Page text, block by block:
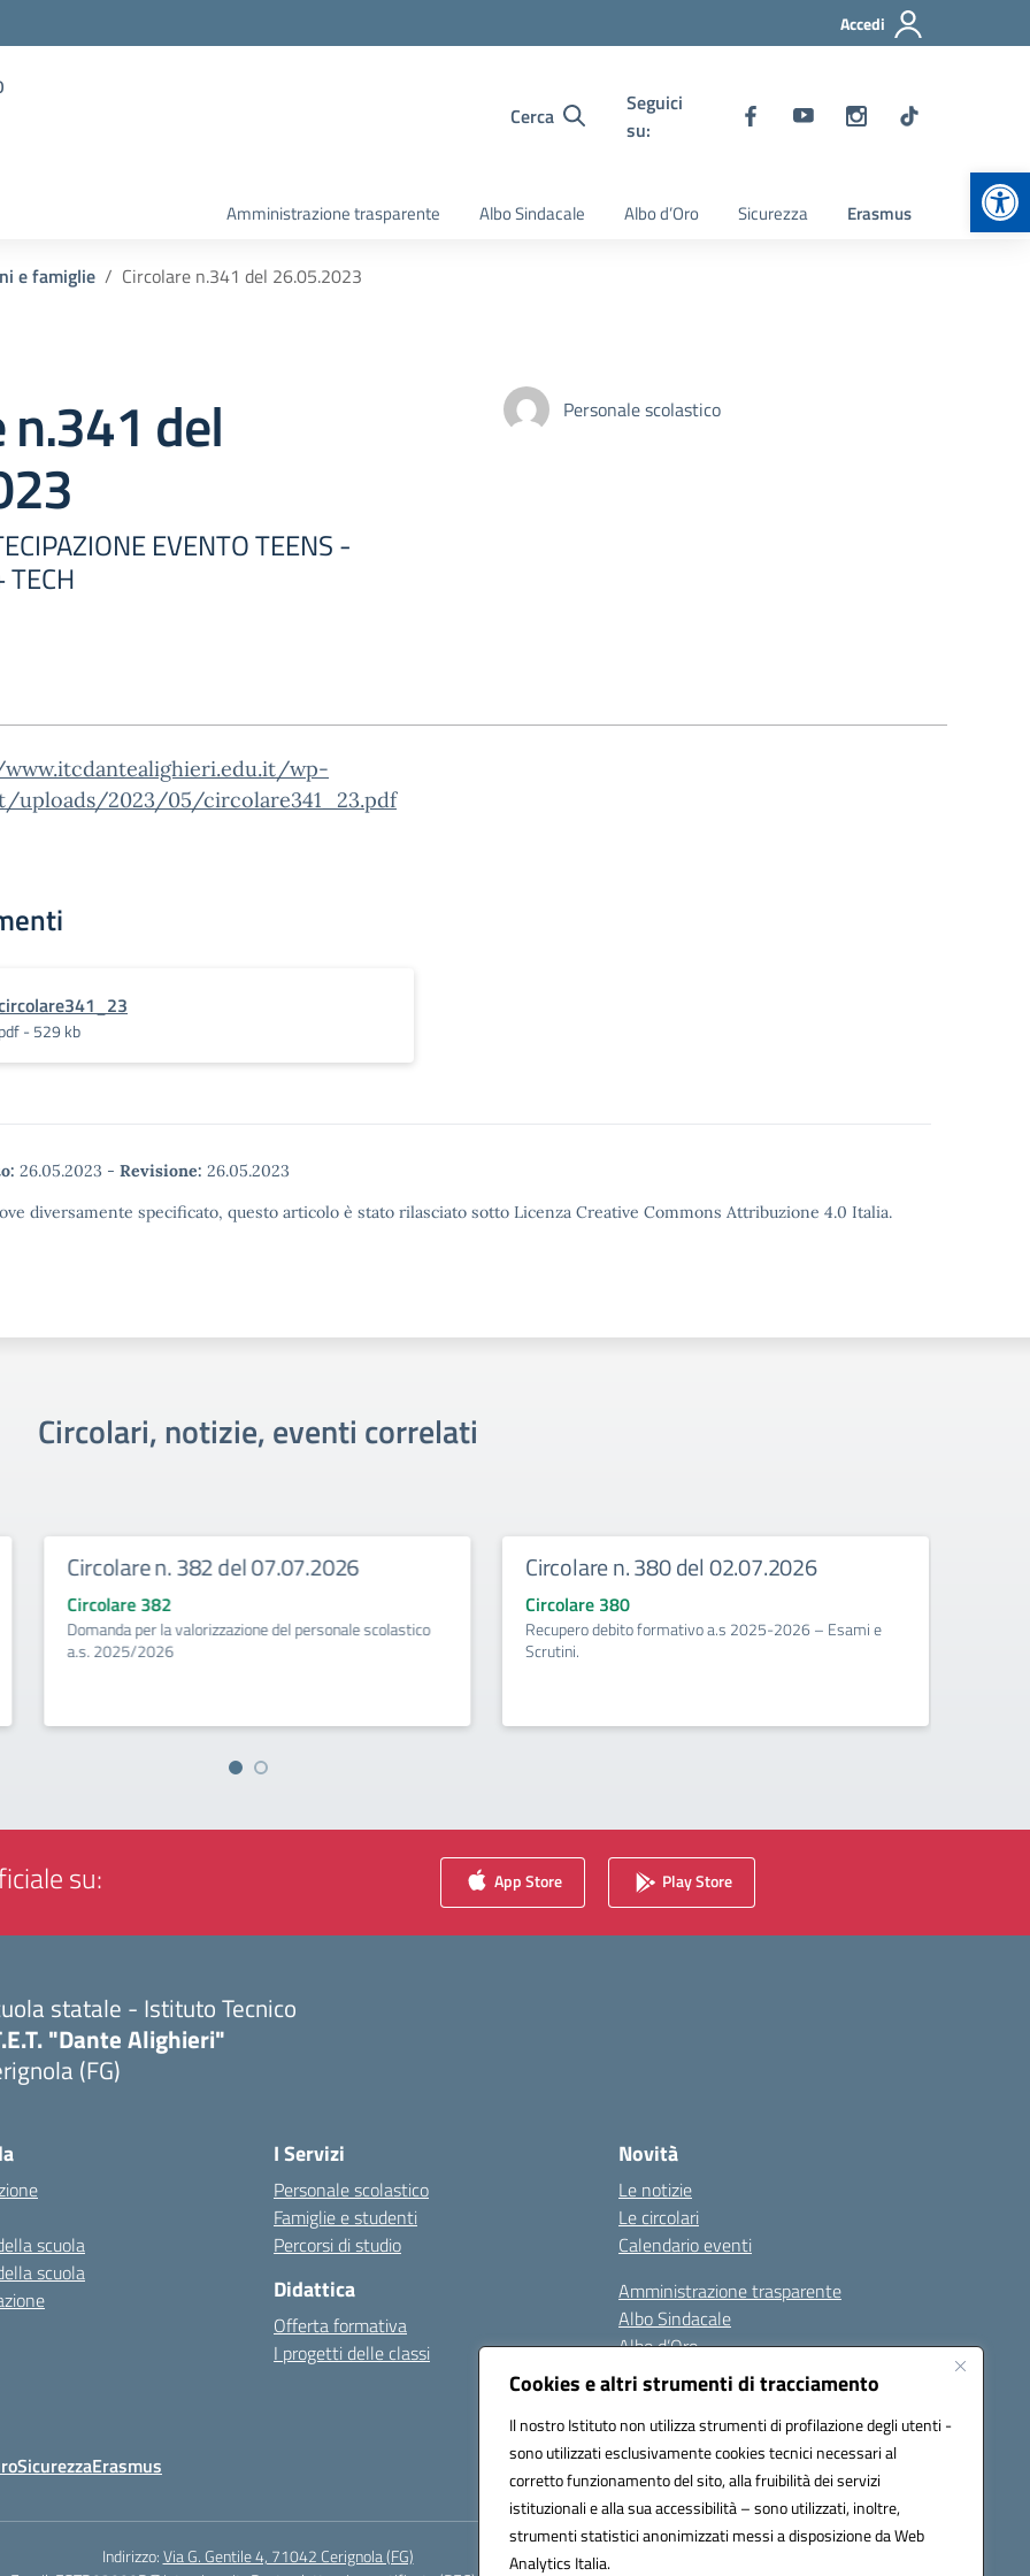
Cookies e altri strumenti di tracciamento
Il nostro Istituto non utilizza strumenti di profilazione degli utenti -
sono utilizzati esclusivamente cookies tecnici necessari al
corretto funzionamento del sito, alla fruibilità dei servizi
istituzionali e alla sua accessibilità – sono utilizzati, inoltre,
strumenti statistici anonimizzati messi a disposizione da Web
Analytics Italia.
Accedi
Cerca
Seguici
su:
Amministrazione trasparente Albo Sindacale Albo d’Oro Sicurezza Erasmus
e famiglie Circolare n.341 del 26.05.2023
n.341 del
EVENTO TEENS -
Personale scolastico
wp-
uploads/2023/05/circolare341_23.pdf
pdf - 529 kb
26.05.2023 - Revisione: 26.05.2023
diversamente specificato, questo articolo è stato rilasciato sotto Licenza Creative Commons Attribuzione 4.0 Italia.
Circolari, notizie, eventi correlati
Circolare n. 382 del 07.07.2026
Circolare 382
Domanda per la valorizzazione del personale scolastico
a.s. 2025/2026
Circolare n. 380 del 02.07.2026
Circolare 380
Recupero debito formativo a.s 2025-2026 – Esami e
Scrutini.
su: App Store Play Store
statale - Istituto Tecnico
"Dante Alighieri"
(FG)
scuola
scuola
I Servizi
Personale scolastico
Famiglie e studenti
Percorsi di studio
Didattica
Offerta formativa
I progetti delle classi
Novità
Le notizie
Le circolari
Calendario eventi
Amministrazione trasparente
Albo Sindacale
Albo d’Oro
Sicurezza
Erasmus
SicurezzaErasmus Seguici su:
Indirizzo:Via G. Gentile 4, 71042 Cerignola (FG)